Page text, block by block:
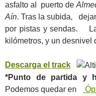
asfalto al puerto de
Aín. Tras la subida,
por pistas y sendas.
kilómetros, y un desnivel
Descarga el track
*Punto de partida y
Podemos quedar en